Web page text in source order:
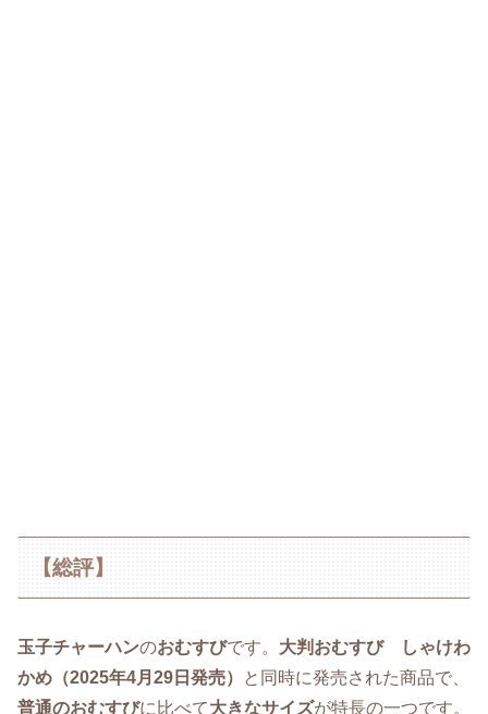
【総評】
玉子チャーハンのおむすびです。 大判おむすび しゃけわ
かめ（2025年4月29日発売）
と同時に発売された商品で、
普通のおむすびに比べて大きなサイズが特長の一つです。